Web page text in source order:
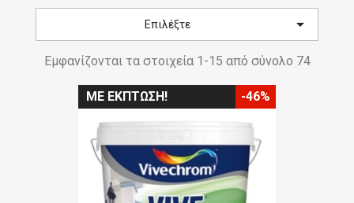
Επιλέξτε 
Εμφανίζονται τα στοιχεία 1-15 από σύνολο 74
ΜΕ ΈΚΠΤΩΣΗ! -46%